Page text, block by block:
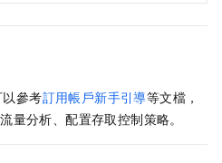
參考訂用帳戶新手引導等文檔，
量分析、配置存取控制策略。